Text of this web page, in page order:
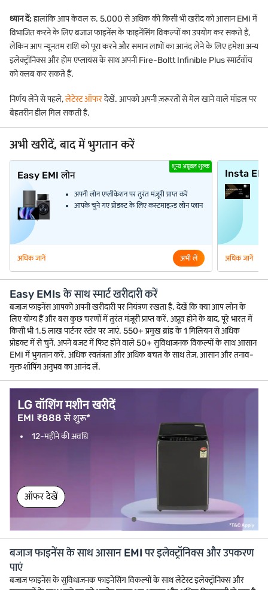
ध्यान दें:हालांकि आप केवल रु. 5,000 से अधिक की किसी भी खरीद को आसान EMI में
विभाजित करने के लिए बजाज फाइनेंस के फाइनेंसिंग विकल्पों का उपयोग कर सकते हैं,
लेकिन आप न्यूनतम राशि को पूरा करने और समान लाभों का आनंद लेने के लिए हमेशा अन्य
इलेक्ट्रॉनिक्स और होम एप्लायंस के साथ अपनी Fire-Boltt Infinible Plus स्मार्टवॉच
को क्लब कर सकते हैं.
निर्णय लेने से पहले,लेटेस्ट ऑफरदेखें. आपको अपनी ज़रूरतों से मेल खाने वाले मॉडल पर
बेहतरीन डील मिल सकती है.
अभी खरीदें, बाद में भुगतान करें
शून्य अप्रूवल शुल्क
Easy EMI लोन
अपनी लोन एप्लीकेशन पर तुरंत मंज़ूरी प्राप्त करें
आपके चुने गए प्रोडक्ट के लिए कस्टमाइज़्ड लोन प्लान
अधिक जानें अभी लें
Insta
अधिक जानें
Easy EMIs के साथ स्मार्ट खरीदारी करें
बजाज फाइनेंस आपको अपनी खरीदारी पर नियंत्रण रखता है. देखें कि क्या आप लोन के
लिए योग्य हैं और बस कुछ चरणों में तुरंत मंज़ूरी प्राप्त करें. अप्रूव होने के बाद, पूरे भारत में
किसी भी 1.5 लाख पार्टनर स्टोर पर जाएं. 550+ प्रमुख ब्रांड के 1 मिलियन से अधिक
प्रोडक्ट में से चुनें. अपने बजट में फिट होने वाले 50+ सुविधाजनक विकल्पों के साथ आसान
EMI में भुगतान करें. अधिक स्वतंत्रता और अधिक बचत के साथ तेज़, आसान और तनाव-
मुक्त शॉपिंग अनुभव का आनंद लें.
LG वॉशिंग मशीन खरीदें
EMI ₹888 से शुरू*
12-महीने की अवधि
ऑफर देखें
बजाज फाइनेंस के साथ आसान EMI पर इलेक्ट्रॉनिक्स और उपकरण
पाएं
बजाज फाइनेंस के सुविधाजनक फाइनेंसिंग विकल्पों के साथ लेटेस्ट इलेक्ट्रॉनिक्स और